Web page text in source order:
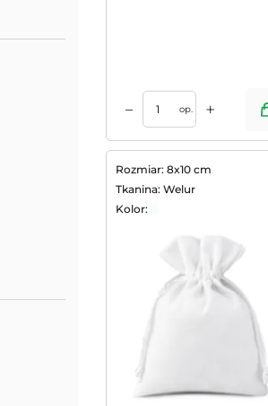
– op. +
Dodaj do
Rozmiar: 8x10 cm
Tkanina: Welur
Kolor: